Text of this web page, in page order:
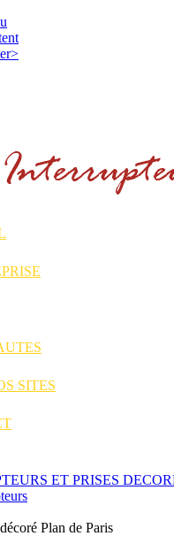
SITES
ET PRISES
Plan de Paris